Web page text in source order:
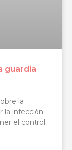
guardia
la
la infección
el control